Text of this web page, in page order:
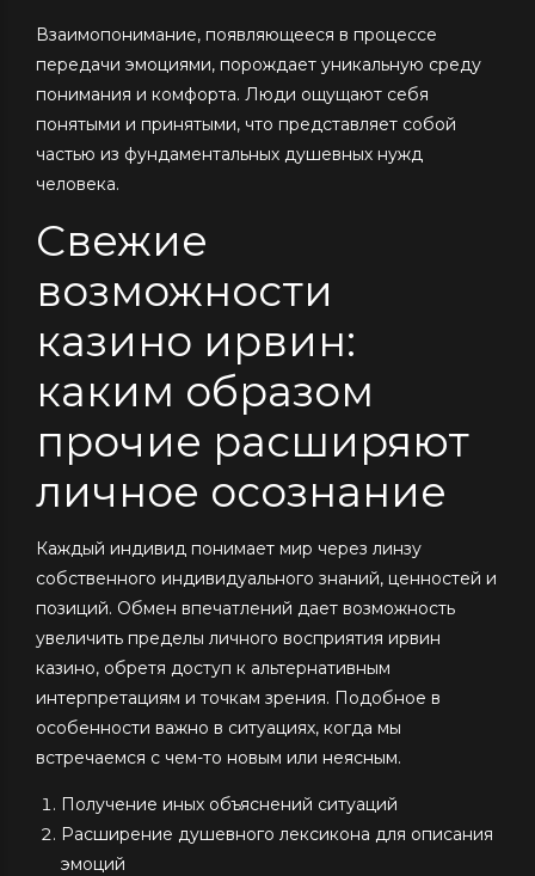
Взаимопонимание, появляющееся в процессе
передачи эмоциями, порождает уникальную среду
понимания и комфорта. Люди ощущают себя
понятыми и принятыми, что представляет собой
частью из фундаментальных душевных нужд
человека.
Свежие
возможности
казино ирвин:
каким образом
прочие расширяют
личное осознание
Каждый индивид понимает мир через линзу
собственного индивидуального знаний, ценностей и
позиций. Обмен впечатлений дает возможность
увеличить пределы личного восприятия ирвин
казино, обретя доступ к альтернативным
интерпретациям и точкам зрения. Подобное в
особенности важно в ситуациях, когда мы
встречаемся с чем-то новым или неясным.
Получение иных объяснений ситуаций
Расширение душевного лексикона для описания
эмоций